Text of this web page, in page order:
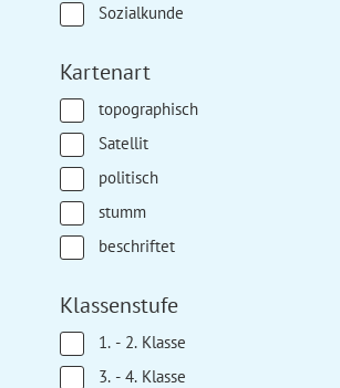
Sozialkunde
Kartenart
topographisch
Satellit
politisch
stumm
beschriftet
Klassenstufe
1. - 2. Klasse
3. - 4. Klasse